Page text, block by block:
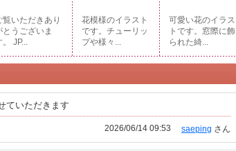
覧いただきあり
とうございま
。 JP...
花模様のイラスト
です。チューリッ
プや様々...
可愛い花のイラス
トです。窓際に飾
られた綺...
ていただきます
saeping さん
2026/06/14 09:53